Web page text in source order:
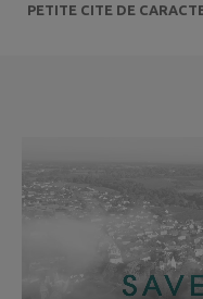
PETITE CITE DE